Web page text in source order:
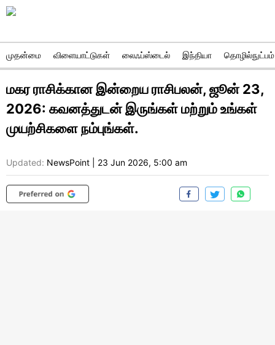
முதன்மை விளையாட்டுகள் லைஃப்ஸ்டைல் இந்தியா தொழில்நுட்பம்
மகர ராசிக்கான இன்றைய ராசிபலன், ஜூன் 23,
2026: கவனத்துடன் இருங்கள் மற்றும் உங்கள்
முயற்சிகளை நம்புங்கள்.
Updated: NewsPoint 23 Jun 2026, 5:00 am